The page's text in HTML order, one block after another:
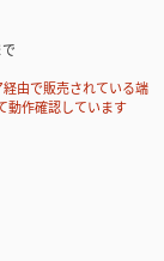
由で販売されている端
動作確認しています